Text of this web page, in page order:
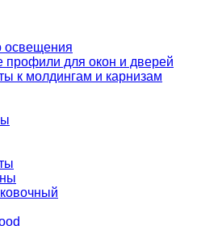
освещения
профили для окон и дверей
к молдингам и карнизам